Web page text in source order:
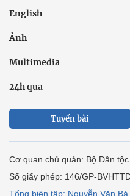
English
Ảnh
Multimedia
24h qua
Tuyến bài
Cơ quan chủ quản: Bộ Dân
Số giấy phép: 146/GP-
Tổng biên tập: Nguyễn Văn Bá